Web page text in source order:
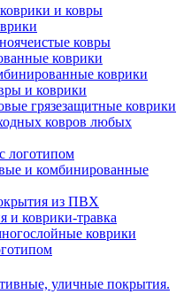
и ковры
ковры
коврики
коврики
и коврики
грязезащитные коврики
ковров любых
логотипом
и комбинированные
из ПВХ
и коврики-травка
коврики
уличные покрытия.